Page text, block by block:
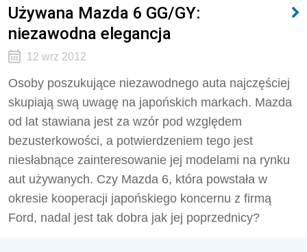
Używana Mazda 6 GG/GY:
niezawodna elegancja
12 wrz 2012
Osoby poszukujące niezawodnego auta najczęściej
skupiają swą uwagę na japońskich markach. Mazda
od lat stawiana jest za wzór pod względem
bezusterkowości, a potwierdzeniem tego jest
niesłabnące zainteresowanie jej modelami na rynku
aut używanych. Czy Mazda 6, która powstała w
okresie kooperacji japońskiego koncernu z firmą
Ford, nadal jest tak dobra jak jej poprzednicy?